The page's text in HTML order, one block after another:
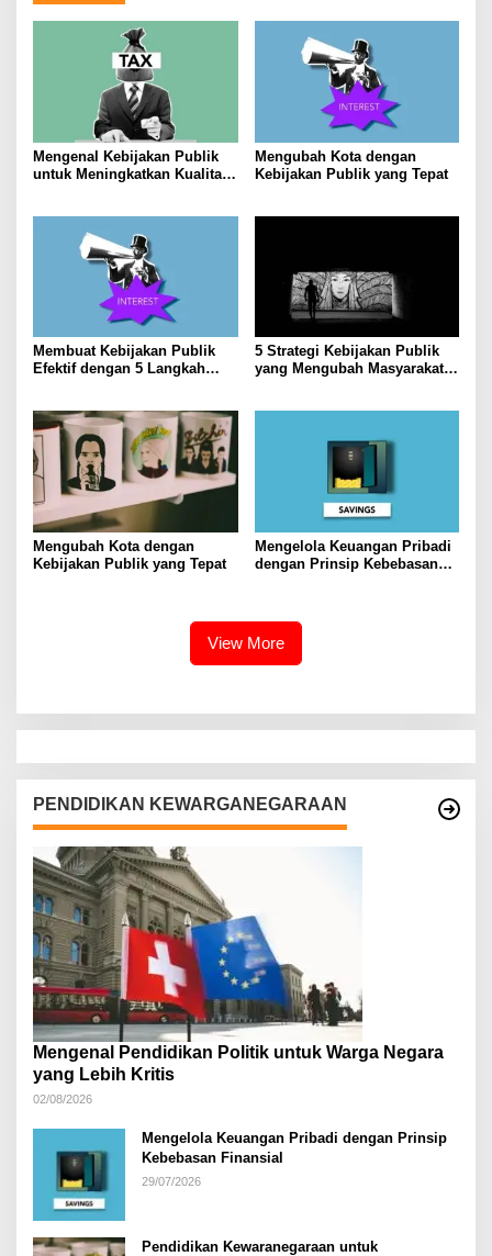
Mengenal Kebijakan Publik
untuk Meningkatkan Kualitas
Mengubah Kota dengan
Kebijakan Publik yang Tepat
Membuat Kebijakan Publik
Efektif dengan 5 Langkah
5 Strategi Kebijakan Publik
yang Mengubah Masyarakat
Mengubah Kota dengan
Kebijakan Publik yang Tepat
Mengelola Keuangan Pribadi
dengan Prinsip Kebebasan
View More
PENDIDIKAN KEWARGANEGARAAN
Mengenal Pendidikan Politik untuk Warga Negara
yang Lebih Kritis
02/08/2026
Mengelola Keuangan Pribadi dengan Prinsip
Kebebasan Finansial
29/07/2026
Pendidikan Kewaranegaraan untuk